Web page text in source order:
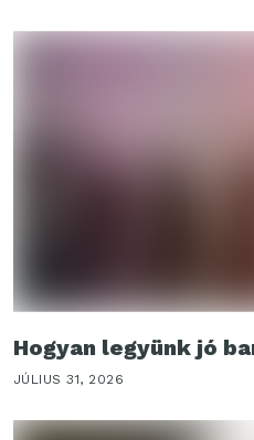
Hogyan legyünk jó
JÚLIUS 31, 2026